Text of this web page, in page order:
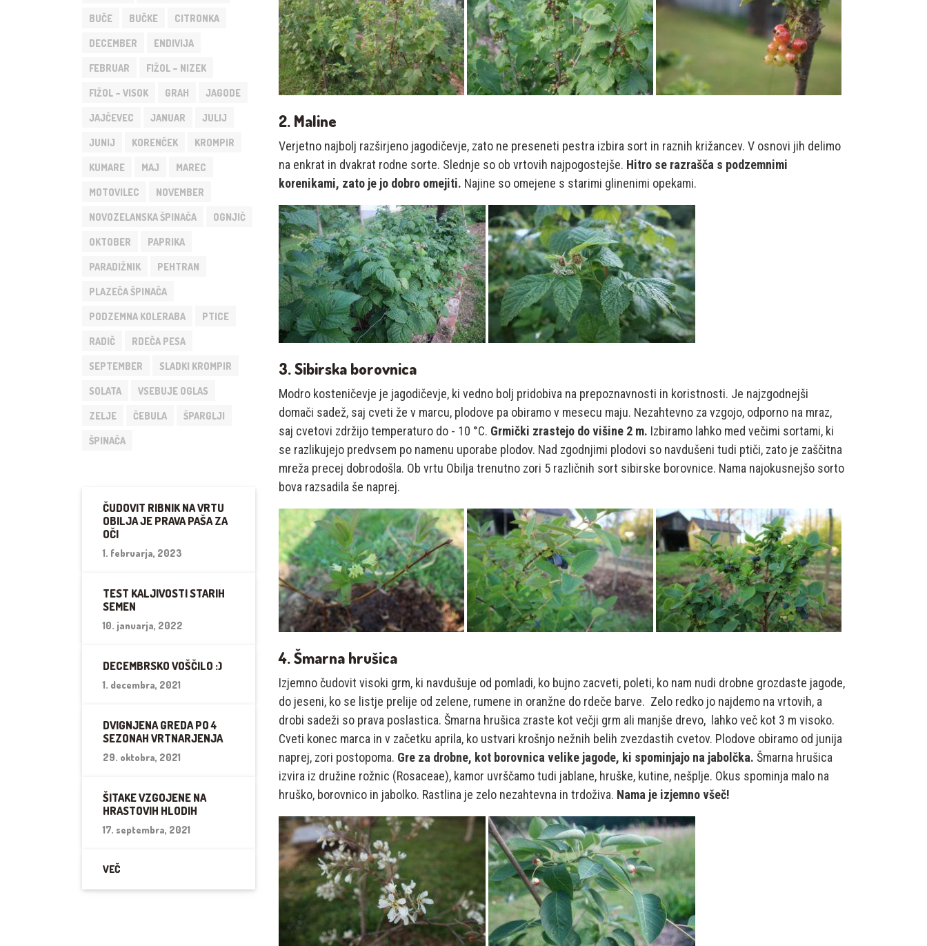
2. Maline
Verjetno najbolj razširjeno jagodičevje, zato ne preseneti pestra izbira sort in raznih križancev. V osnovi jih delimo
na enkrat in dvakrat rodne sorte. Slednje so ob vrtovih najpogostejše. Hitro se razrašča s podzemnimi
korenikami, zato je jo dobro omejiti. Najine so omejene s starimi glinenimi opekami.
3. Sibirska borovnica
Modro kosteničevje je jagodičevje, ki vedno bolj pridobiva na prepoznavnosti in koristnosti. Je najzgodnejši
domači sadež, saj cveti že v marcu, plodove pa obiramo v mesecu maju. Nezahtevno za vzgojo, odporno na mraz,
saj cvetovi zdržijo temperaturo do - 10 °C. Grmički zrastejo do višine 2 m. Izbiramo lahko med večimi sortami, ki
se razlikujejo predvsem po namenu uporabe plodov. Nad zgodnjimi plodovi so navdušeni tudi ptiči, zato je zaščitna
mreža precej dobrodošla. Ob vrtu Obilja trenutno zori 5 različnih sort sibirske borovnice. Nama najokusnejšo sorto
bova razsadila še naprej.
4. Šmarna hrušica
Izjemno čudovit visoki grm, ki navdušuje od pomladi, ko bujno zacveti, poleti, ko nam nudi drobne grozdaste jagode,
do jeseni, ko se listje prelije od zelene, rumene in oranžne do rdeče barve. Zelo redko jo najdemo na vrtovih, a
drobi sadeži so prava poslastica. Šmarna hrušica zraste kot večji grm ali manjše drevo, lahko več kot 3 m visoko.
Cveti konec marca in v začetku aprila, ko ustvari krošnjo nežnih belih zvezdastih cvetov. Plodove obiramo od junija
naprej, zori postopoma. Gre za drobne, kot borovnica velike jagode, ki spominjajo na jabolčka. Šmarna hrušica
izvira iz družine rožnic (Rosaceae), kamor uvrščamo tudi jablane, hruške, kutine, nešplje. Okus spominja malo na
hruško, borovnico in jabolko. Rastlina je zelo nezahtevna in trdoživa. Nama je izjemno všeč!
BUČE BUČKE CITRONKA
DECEMBER ENDIVIJA
FEBRUAR FIŽOL – NIZEK
FIŽOL – VISOK GRAH JAGODE
JAJČEVEC JANUAR JULIJ
JUNIJ KORENČEK KROMPIR
KUMARE MAJ MAREC
MOTOVILEC NOVEMBER
NOVOZELANSKA ŠPINAČA OGNJIČ
OKTOBER PAPRIKA
PARADIŽNIK PEHTRAN
PLAZEČA ŠPINAČA
PODZEMNA KOLERABA PTICE
RADIČ RDEČA PESA
SEPTEMBER SLADKI KROMPIR
SOLATA VSEBUJE OGLAS
ZELJE ČEBULA ŠPARGLJI
ŠPINAČA
ČUDOVIT RIBNIK NA VRTU
OBILJA JE PRAVA PAŠA ZA
OČI
1. februarja, 2023
TEST KALJIVOSTI STARIH
SEMEN
10. januarja, 2022
DECEMBRSKO VOŠČILO :)
1. decembra, 2021
DVIGNJENA GREDA PO 4
SEZONAH VRTNARJENJA
29. oktobra, 2021
ŠITAKE VZGOJENE NA
HRASTOVIH HLODIH
17. septembra, 2021
VEČ